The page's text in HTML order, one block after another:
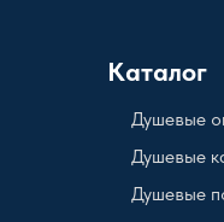
Каталог
Душевые
Душевые
Душевые